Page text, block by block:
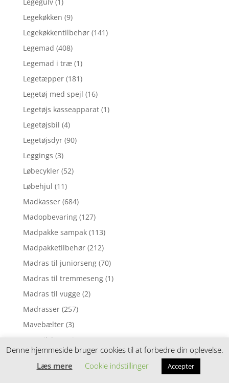
Legekøkken (9)
Legekøkkentilbehør (141)
Legemad (408)
Legemad i træ (1)
Legetæpper (181)
Legetøj med spejl (16)
Legetøjs kasseapparat (1)
Legetøjsbil (4)
Legetøjsdyr (90)
Leggings (3)
Løbecykler (52)
Løbehjul (11)
Madkasser (684)
Madopbevaring (127)
Madpakke sampak (113)
Madpakketilbehør (212)
Madras til juniorseng (70)
Madras til tremmeseng (1)
Madras til vugge (2)
Madrasser (257)
Mavebælter (3)
Motorik legetøj
Mørklægningsgardin (3)
Musik uro (6)
Denne hjemmeside bruger cookies til at forbedre din oplevelse.
Læs mere
Cookie indstillinger Accepter